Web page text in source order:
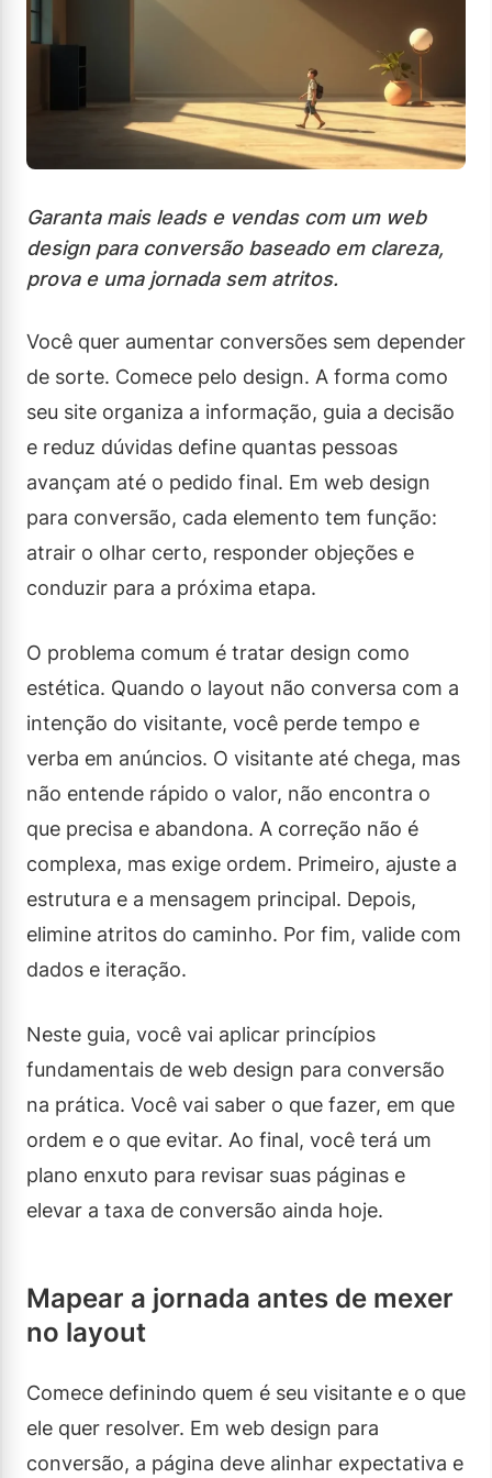
Garanta mais leads e vendas com um web
design para conversão baseado em clareza,
prova e uma jornada sem atritos.
Você quer aumentar conversões sem depender
de sorte. Comece pelo design. A forma como
seu site organiza a informação, guia a decisão
e reduz dúvidas define quantas pessoas
avançam até o pedido final. Em web design
para conversão, cada elemento tem função:
atrair o olhar certo, responder objeções e
conduzir para a próxima etapa.
O problema comum é tratar design como
estética. Quando o layout não conversa com a
intenção do visitante, você perde tempo e
verba em anúncios. O visitante até chega, mas
não entende rápido o valor, não encontra o
que precisa e abandona. A correção não é
complexa, mas exige ordem. Primeiro, ajuste a
estrutura e a mensagem principal. Depois,
elimine atritos do caminho. Por fim, valide com
dados e iteração.
Neste guia, você vai aplicar princípios
fundamentais de web design para conversão
na prática. Você vai saber o que fazer, em que
ordem e o que evitar. Ao final, você terá um
plano enxuto para revisar suas páginas e
elevar a taxa de conversão ainda hoje.
Mapear a jornada antes de mexer
no layout
Comece definindo quem é seu visitante e o que
ele quer resolver. Em web design para
conversão, a página deve alinhar expectativa e